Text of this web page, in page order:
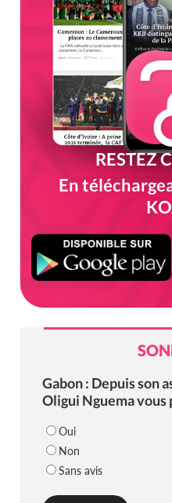
RESTEZ
En
Gabon : Depuis son
Oligui Nguema
Oui
Non
Sans avis